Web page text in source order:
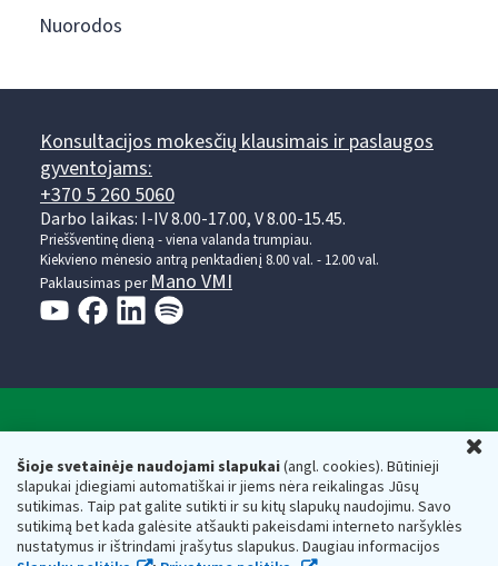
Šioje svetainėje naudojami slapukai(angl. cookies). Būtinieji
slapukai įdiegiami automatiškai ir jiems nėra reikalingas Jūsų
sutikimas. Taip pat galite sutikti ir su kitų slapukų naudojimu. Savo
sutikimą bet kada galėsite atšaukti pakeisdami interneto naršyklės
nustatymus ir ištrindami įrašytus slapukus. Daugiau informacijos
Nuorodos
Konsultacijos mokesčių klausimais ir paslaugos
gyventojams:
+370 5 260 5060
Darbo laikas: I-IV 8.00-17.00, V 8.00-15.45.
Prieššventinę dieną - viena valanda trumpiau.
Kiekvieno mėnesio antrą penktadienį 8.00 val. - 12.00 val.
Paklausimas per Mano VMI
Respublikos finansų ministerijos
Biudžetinė įstaiga. Juridinio asmens kodas — 188659752,
adresas: Vasario 16-osios g. 14, 01107 Vilnius, Lietuva, el.paštas:
vmi@vmi.lt, E. pristatymo dėžutės adresas 188659752
Duomenys apie Valstybinę mokesčių inspekciją prie Lietuvos